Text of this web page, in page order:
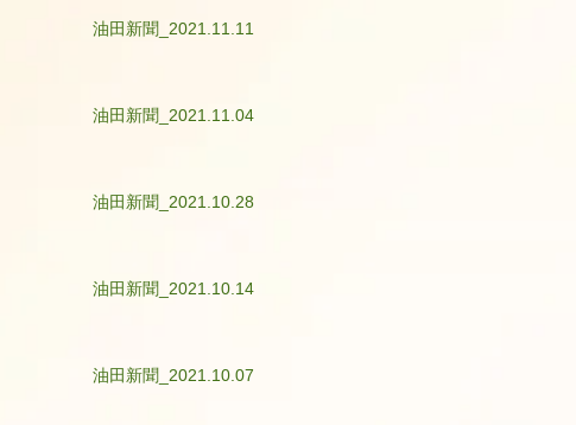
油田新聞_2021.11.11
油田新聞_2021.11.04
油田新聞_2021.10.28
油田新聞_2021.10.14
油田新聞_2021.10.07